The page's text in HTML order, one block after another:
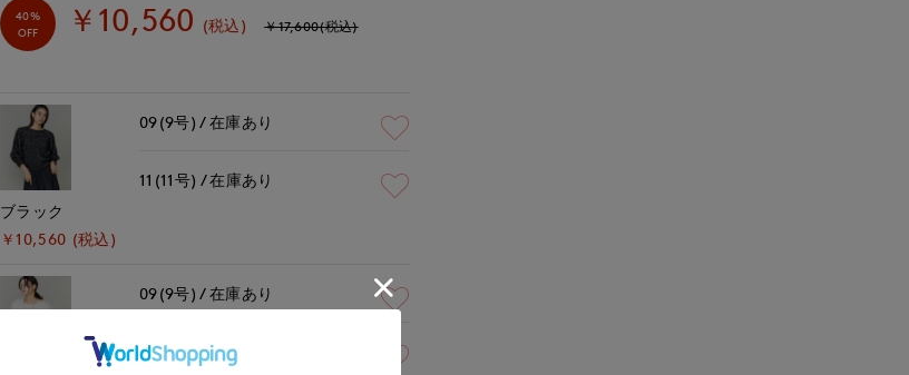
40%
OFF
￥10,560 (税込) ￥17,600(税込)
ブラック
￥10,560 (税込)
09(9号) 在庫あり
11(11号) 在庫あり
09(9号) 在庫あり
11(11号) 在庫あり